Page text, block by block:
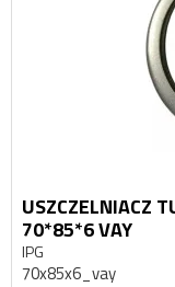
USZCZELNIACZ
70*85*6 VAY
IPG
70x85x6_vay